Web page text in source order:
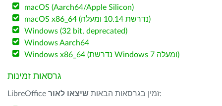
macOS (Aarch64/Apple Silicon)
macOS x86_64 (נדרשת 10.14 ומעלה)
Windows (32 bit, deprecated)
Windows Aarch64
Windows x86_64 (נדרשת Windows 7 ומעלה)
גרסאות זמינות
LibreOffice זמין בגרסאות הבאות שיצאו לאור :